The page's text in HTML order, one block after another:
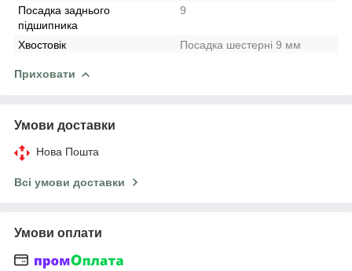
Посадка заднього
підшипника
9
Хвостовік Посадка шестерні 9 мм
Приховати
Умови доставки
Нова Пошта
Всі умови доставки
Умови оплати